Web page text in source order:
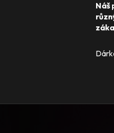
Náš